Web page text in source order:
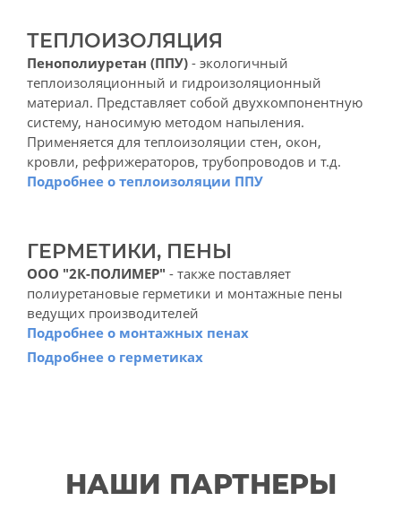
ТЕПЛОИЗОЛЯЦИЯ
Пенополиуретан (ППУ) - экологичный
теплоизоляционный и гидроизоляционный
материал. Представляет собой двухкомпонентную
систему, наносимую методом напыления.
Применяется для теплоизоляции стен, окон,
кровли, рефрижераторов, трубопроводов и т.д.
Подробнее о теплоизоляции ППУ
ГЕРМЕТИКИ, ПЕНЫ
ООО "2К-ПОЛИМЕР" - также поставляет
полиуретановые герметики и монтажные пены
ведущих производителей
Подробнее о монтажных пенах
Подробнее о герметиках
НАШИ ПАРТНЕРЫ